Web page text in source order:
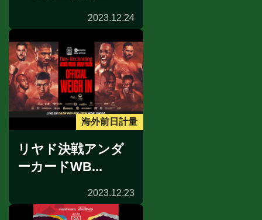
2023.12.24
海外前日計量
リヤド決戦アンダ
ーカードWB...
2023.12.23